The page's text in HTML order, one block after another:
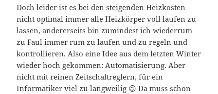
Doch leider ist es bei den steigenden Heizkosten
nicht optimal immer alle Heizkörper voll laufen zu
lassen, andererseits bin zumindest ich wiederrum
zu Faul immer rum zu laufen und zu regeln und
kontrollieren. Also eine Idee aus dem letzten Winter
wieder hoch gekommen: Automatisierung. Aber
nicht mit reinen Zeitschaltreglern, für ein
Informatiker viel zu langweilig 😉 Da muss schon